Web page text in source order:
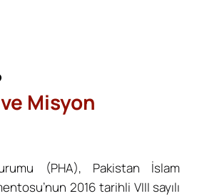
Misyon
(PHA), Pakistan İslam
2016 tarihli VIII sayılı